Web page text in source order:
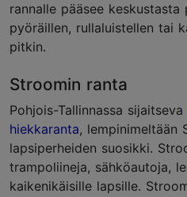
rannalle pääsee
pyöräillen, rullaluistellen tai
pitkin.
Stroomin ranta
Pohjois-Tallinnassa sijaitseva
hiekkaranta, lempinimeltään
lapsiperheiden suosikki.
trampoliineja, sähköautoja,
kaikenikäisille lapsille.